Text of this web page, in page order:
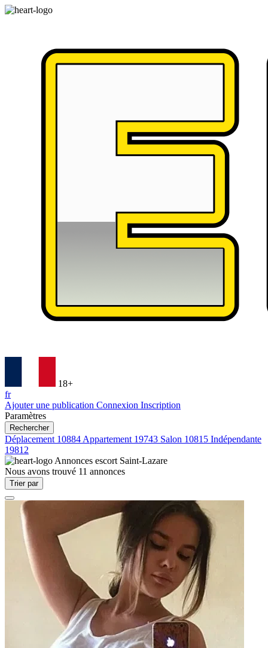
18+
fr
Ajouter une publication Connexion Inscription
Paramètres
Rechercher
Déplacement 10884 Appartement 19743 Salon 10815 Indépendante
19812
Annonces escort Saint-Lazare
Nous avons trouvé 11 annonces
Trier par